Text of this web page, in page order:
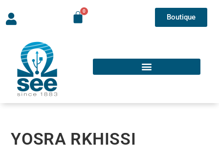
Boutique
YOSRA RKHISSI